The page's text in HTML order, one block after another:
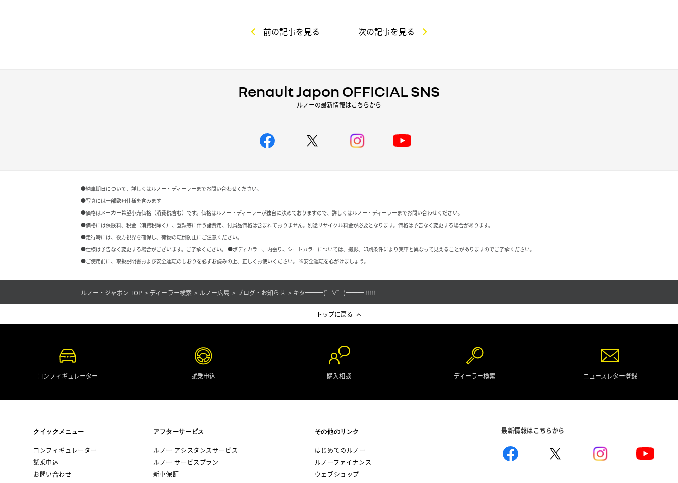
前の記事を見る 次の記事を見る
Renault Japon OFFICIAL SNS
ルノーの最新情報はこちらから
●納車期日について、詳しくはルノー・ディーラーまでお問い合わせください。
●写真には一部欧州仕様を含みます
●価格はメーカー希望小売価格（消費税含む）です。価格はルノー・ディーラーが独自に決めておりますので、詳しくはルノー・ディーラーまでお問い合わせください。
●価格には保険料、税金（消費税除く）、登録等に伴う諸費用、付属品価格は含まれておりません。別途リサイクル料金が必要となります。価格は予告なく変更する場合があります。
●走行時には、後方視界を確保し、荷物の転倒防止にご注意ください。
●仕様は予告なく変更する場合がございます。ご了承ください。 ●ボディカラー、内張り、シートカラーについては、撮影、印刷条件により実車と異なって見えることがありますのでご了承ください。
●ご使用前に、取扱説明書および安全運転のしおりを必ずお読みの上、正しくお使いください。 ※安全運転を心がけましょう。
ルノー・ジャポン TOP ディーラー検索 ルノー広島 ブログ・お知らせ キタ━━━(゜∀゜)━━━ !!!!!
トップに戻る
コンフィギュレーター 試乗申込 購入相談 ディーラー検索 ニュースレター登録
クイックメニュー
コンフィギュレーター
試乗申込
お問い合わせ
アフターサービス
ルノー アシスタンスサービス
ルノー サービスプラン
新車保証
その他のリンク
はじめてのルノー
ルノーファイナンス
ウェブショップ
最新情報はこちらから